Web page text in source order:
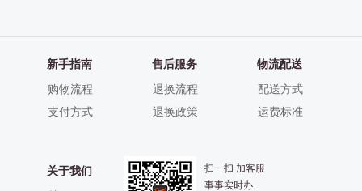
新手指南
购物流程
支付方式
售后服务
退换流程
退换政策
物流配送
配送方式
运费标准
关于我们
扫一扫 加客服
事事实时办